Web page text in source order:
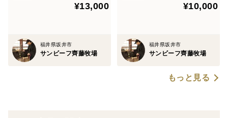
¥13,000
福井県坂井市
サンビーフ齊藤牧場
¥10,000
福井県坂井市
サンビーフ齊藤牧場
もっと見る